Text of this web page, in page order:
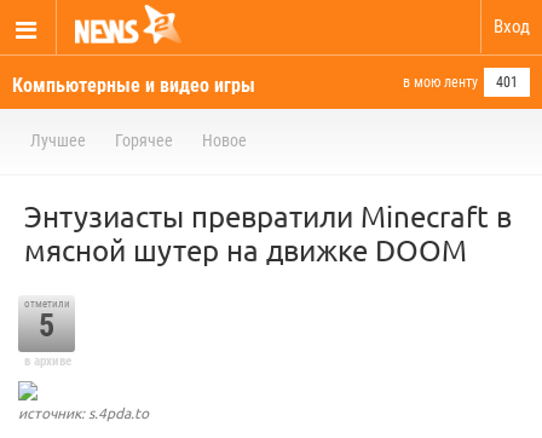
Вход
Компьютерные и видео игры в мою ленту 401
Лучшее Горячее Новое
Энтузиасты превратили Minecraft в
мясной шутер на движке DOOM
отметили
5
в архиве
источник: s.4pda.to